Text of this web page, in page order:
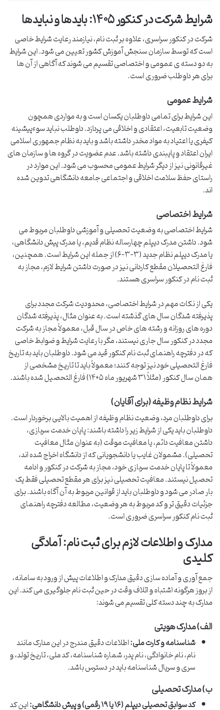
شرایط شرکت در کنکور ۱۴۰۵: بایدها و نبایدها
شرکت در کنکور سراسری، علاوه بر ثبت نام، نیازمند رعایت شرایط خاصی
است که توسط سازمان سنجش آموزش کشور تعیین می شود. این شرایط
به دو دسته ی عمومی و اختصاصی تقسیم می شوند که آگاهی از آن ها
برای هر داوطلب ضروری است.
شرایط عمومی
این شرایط برای تمامی داوطلبان یکسان است و به مواردی همچون
وضعیت تابعیت، اعتقادی و اخلاقی می پردازد. داوطلب نباید سوءپیشینه
کیفری یا اعتیاد به مواد مخدر داشته باشد و باید به نظام جمهوری اسلامی
ایران اعتقاد و پایبندی داشته باشد. عدم عضویت در گروه ها و سازمان های
غیرقانونی نیز از دیگر شرایط عمومی محسوب می شود. این موارد در
راستای حفظ سلامت اخلاقی و اجتماعی جامعه دانشگاهی تدوین شده
اند.
شرایط اختصاصی
شرایط اختصاصی به وضعیت تحصیلی و آموزشی داوطلبان مربوط می
شود. داشتن مدرک دیپلم چهارساله نظام قدیم، یا مدرک پیش دانشگاهی،
یا مدرک دیپلم نظام جدید (۳-۳-۶) از جمله این شرایط است. همچنین،
فارغ التحصیلان مقطع کاردانی نیز در صورت داشتن شرایط لازم، مجاز به
ثبت نام در کنکور سراسری هستند.
یکی از نکات مهم در شرایط اختصاصی، محدودیت شرکت مجدد برای
پذیرفته شدگان سال های گذشته است. به عنوان مثال، پذیرفته شدگان
دوره های روزانه و رشته های خاص در سال قبل، معمولاً مجاز به شرکت
مجدد در کنکور سال جاری نیستند، مگر با رعایت شرایط و ضوابط خاصی
که در دفترچه راهنمای ثبت نام کنکور قید می شود. داوطلبان باید به تاریخ
فارغ التحصیلی خود نیز توجه کنند؛ معمولاً باید تا تاریخ مشخصی از
همان سال کنکور (مثلاً ۳۱ شهریور ماه ۱۴۰۵) فارغ التحصیل شده باشند.
شرایط نظام وظیفه (برای آقایان)
برای داوطلبان مرد، وضعیت نظام وظیفه از اهمیت بالایی برخوردار است.
داوطلبان باید یکی از شرایط زیر را داشته باشند: پایان خدمت سربازی،
داشتن معافیت دائم، یا معافیت موقت (به عنوان مثال معافیت
تحصیلی). مشمولان غایب یا دانشجویانی که از دانشگاه اخراج شده اند،
معمولاً تا پایان خدمت سربازی خود، مجاز به شرکت در کنکور و ادامه
تحصیل نیستند. معافیت تحصیلی نیز برای هر مقطع تحصیلی فقط یک
بار صادر می شود و داوطلبان باید از قوانین مربوط به آن آگاه باشند. برای
جزئیات دقیق تر و کد مربوط به هر وضعیت، مطالعه دفترچه راهنمای
ثبت نام کنکور سراسری ضروری است.
مدارک و اطلاعات لازم برای ثبت نام: آمادگی
کلیدی
جمع آوری و آماده سازی دقیق مدارک و اطلاعات پیش از ورود به سامانه،
از بروز هرگونه اشتباه و اتلاف وقت در حین ثبت نام جلوگیری می کند. این
مدارک به چند دسته کلی تقسیم می شوند:
الف) مدارک هویتی
شناسنامه و کارت ملی:اطلاعات دقیق مندرج در این مدارک مانند
نام، نام خانوادگی، نام پدر، شماره شناسنامه، کد ملی، تاریخ تولد، و
سری و سریال شناسنامه باید در دسترس باشد.
ب) مدارک تحصیلی
کد سوابق تحصیلی دیپلم (۱۶ یا ۱۹ رقمی) و پیش دانشگاهی: این کد